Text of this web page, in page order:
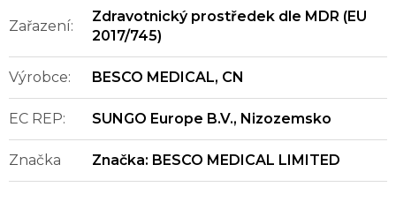
Zařazení:
Zdravotnický prostředek dle MDR (EU
2017/745)
Výrobce: BESCO MEDICAL, CN
EC REP: SUNGO Europe B.V., Nizozemsko
Značka Značka: BESCO MEDICAL LIMITED